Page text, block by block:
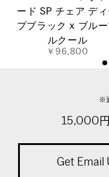
ード SP チェア ディ
プブラック x ブルー
ルクール
￥96,800
※
15,000
Get Email